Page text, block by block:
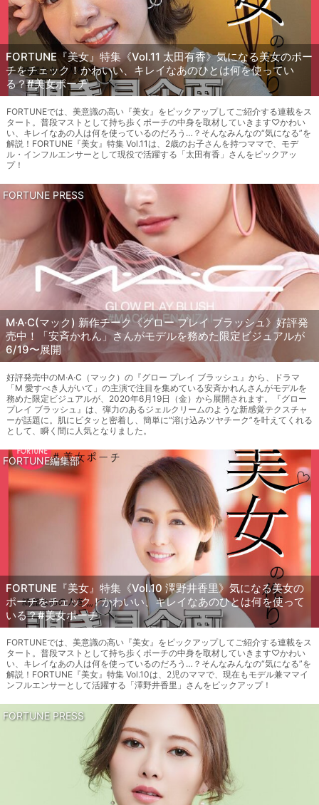
FORTUNE『美女』特集《Vol.11 太田有香》気になる美女のポー
チをチェック！かわいい、キレイなあのひとは何を使ってい
る？#美女ポーチ
FORTUNEでは、美意識の高い『美女』をピックアップしてご紹介する連載をス
タート。普段マストとして持ち歩くポーチの中身を取材していきます♡かわい
い、キレイなあの人は何を使っているのだろう…？そんなみんなの“気になる”を
解説！FORTUNE『美女』特集 Vol.11は、2歳のお子さんを持つママで、モデ
ル・インフルエンサーとして現役で活躍する「太田有香」さんをピックアッ
プ！
FORTUNE PRESS
M·A·C(マック) 新作チーク《グロー プレイ ブラッシュ》好評発
売中！「安斉かれん」さんがモデルを務めた限定ビジュアルが
6/19〜展開
好評発売中のM·A·C（マック）の『グロー プレイ ブラッシュ』から、ドラマ
「M 愛すべき人がいて」の主演で注目を集めている安斉かれんさんがモデルを
務めた限定ビジュアルが、2020年6月19日（金）から展開されます。『グロー
プレイ ブラッシュ』は、弾力のあるジェルクリームのような新感覚テクスチャ
ーが話題に。肌にピタッと密着し、簡単に“溶け込みツヤチーク”を叶えてくれる
として、瞬く間に人気となりました。
FORTUNE編集部
FORTUNE『美女』特集《Vol.10 澤野井香里》気になる美女の
ポーチをチェック！かわいい、キレイなあのひとは何を使って
いる？#美女ポーチ
FORTUNEでは、美意識の高い『美女』をピックアップしてご紹介する連載をス
タート。普段マストとして持ち歩くポーチの中身を取材していきます♡かわい
い、キレイなあの人は何を使っているのだろう…？そんなみんなの“気になる”を
解説！FORTUNE『美女』特集 Vol.10は、2児のママで、現在もモデル兼ママイ
ンフルエンサーとして活躍する「澤野井香里」さんをピックアップ！
FORTUNE PRESS